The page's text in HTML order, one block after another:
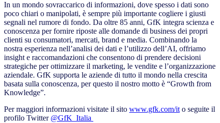
In un mondo sovraccarico di informazioni, dove spesso i dati sono
poco chiari o manipolati, è sempre più importante cogliere i giusti
segnali nel rumore di fondo. Da oltre 85 anni, GfK integra scienza e
conoscenza per fornire riposte alle domande di business dei propri
clienti su consumatori, mercati, brand e media. Combinando la
nostra esperienza nell’analisi dei dati e l’utilizzo dell’AI, offriamo
insight e raccomandazioni che consentono di prendere decisioni
strategiche per ottimizzare il marketing, le vendite e l’organizzazione
aziendale. GfK supporta le aziende di tutto il mondo nella crescita
basata sulla conoscenza, per questo il nostro motto è “Growth from
Knowledge”.
Per maggiori informazioni visitate il sito www.gfk.com/it o seguite il
profilo Twitter @GfK_Italia